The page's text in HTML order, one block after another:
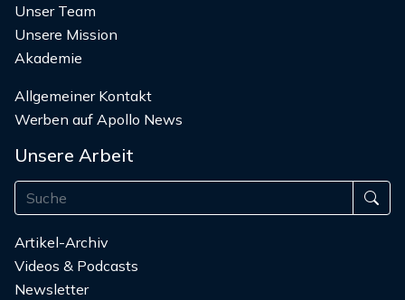
Unser Team
Unsere Mission
Akademie
Allgemeiner Kontakt
Werben auf Apollo News
Unsere Arbeit
Artikel-Archiv
Videos & Podcasts
Newsletter